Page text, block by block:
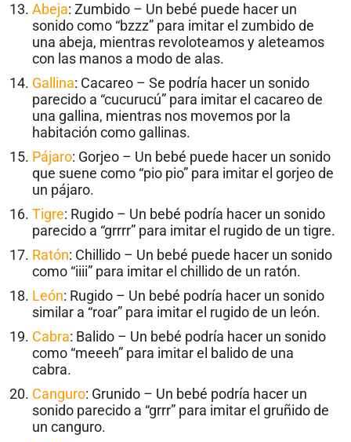
Abeja: Zumbido – Un bebé puede hacer un
sonido como “bzzz” para imitar el zumbido de
una abeja, mientras revoloteamos y aleteamos
con las manos a modo de alas.
Gallina: Cacareo – Se podría hacer un sonido
parecido a “cucurucú” para imitar el cacareo de
una gallina, mientras nos movemos por la
habitación como gallinas.
Pájaro: Gorjeo – Un bebé puede hacer un sonido
que suene como “pio pio” para imitar el gorjeo de
un pájaro.
Tigre: Rugido – Un bebé podría hacer un sonido
parecido a “grrrr” para imitar el rugido de un tigre.
Ratón: Chillido – Un bebé puede hacer un sonido
como “iiii” para imitar el chillido de un ratón.
León: Rugido – Un bebé podría hacer un sonido
similar a “roar” para imitar el rugido de un león.
Cabra: Balido – Un bebé podría hacer un sonido
como “meeeh” para imitar el balido de una
cabra.
Canguro: Grunido – Un bebé podría hacer un
sonido parecido a “grrr” para imitar el gruñido de
un canguro.